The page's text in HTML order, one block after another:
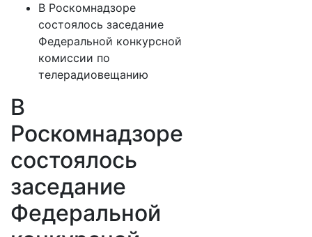
В Роскомнадзоре
состоялось заседание
Федеральной конкурсной
комиссии по
телерадиовещанию
В
Роскомнадзоре
состоялось
заседание
Федеральной